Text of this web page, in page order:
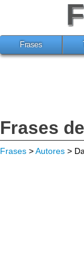
Frases
Frases
Frases >Autores >